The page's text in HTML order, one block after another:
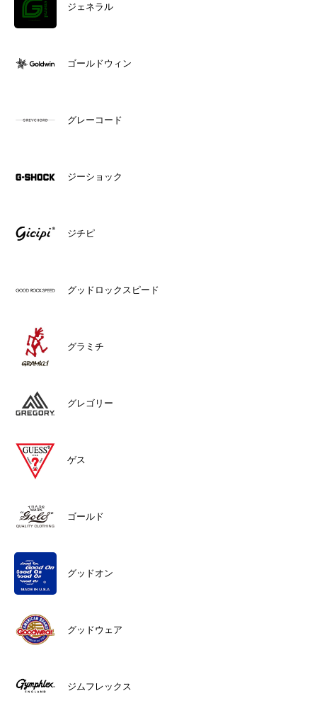
ジェネラル
ゴールドウィン
グレーコード
ジーショック
ジチピ
グッドロックスピード
グラミチ
グレゴリー
ゲス
ゴールド
グッドオン
グッドウェア
ジムフレックス